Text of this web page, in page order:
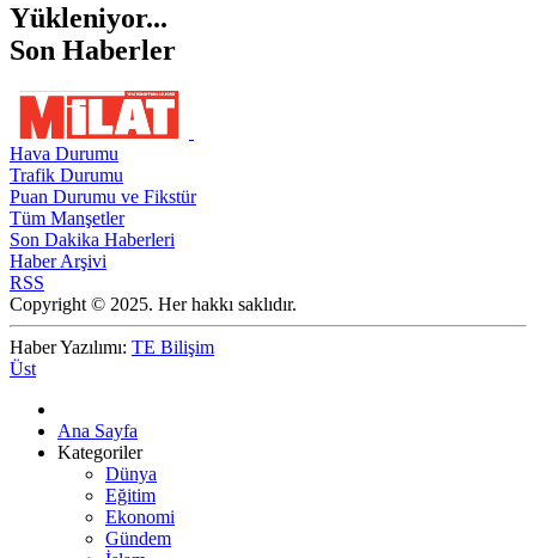
Yükleniyor...
Son Haberler
Hava Durumu
Trafik Durumu
Puan Durumu ve Fikstür
Tüm Manşetler
Son Dakika Haberleri
Haber Arşivi
RSS
Copyright © 2025. Her hakkı saklıdır.
Haber Yazılımı: TE Bilişim
Üst
Ana Sayfa
Kategoriler
Dünya
Eğitim
Ekonomi
Gündem